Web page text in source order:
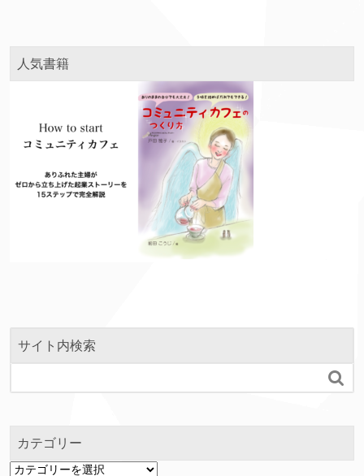
人気書籍
サイト内検索

カテゴリー
カ